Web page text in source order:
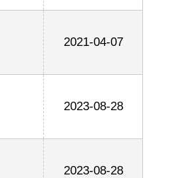
2021-04-07
2023-08-28
2023-08-28